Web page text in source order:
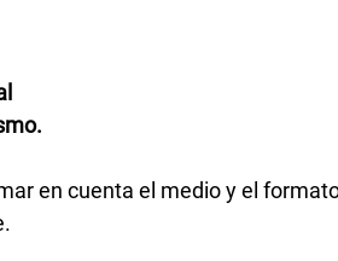
en cuenta el medio y el